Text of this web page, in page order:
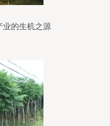
业的生机之源